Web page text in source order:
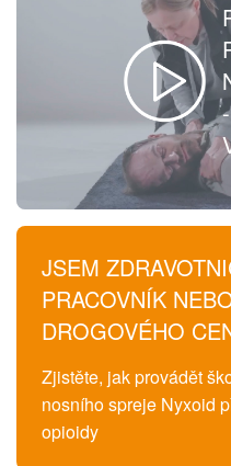
-
JSEM
PRACOVNÍK
DROGOVÉHO
Zjistěte, jak provádět
nosního spreje Nyxoid
opioidy